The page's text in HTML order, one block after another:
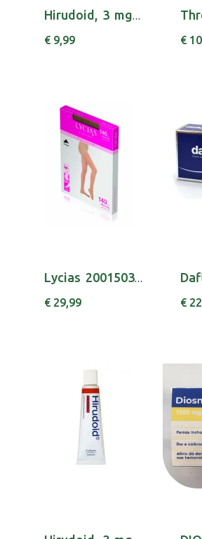
Hirudoid, 3 mg/g-100 g x 1 creme bisnaga
€ 9,99 €
Lycias 2001503300 Comfort Coll 140 T3 Nude
€ 29,99 €